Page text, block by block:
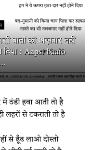
बातों को अख़बार नहीं
दिया : Aapsi baato